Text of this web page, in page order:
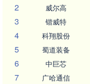
2 威尔高
3 锴威特
4 科翔股份
5 蜀道装备
6 中巨芯
7 广哈通信